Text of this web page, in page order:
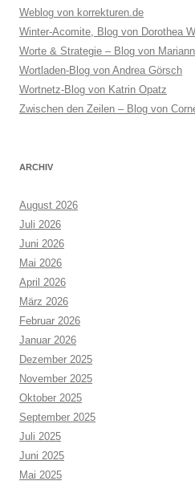
Weblog von korrekturen.de
Winter-Acomite, Blog von Dorothea
Worte & Strategie – Blog von
Wortladen-Blog von Andrea Görsch
Wortnetz-Blog von Katrin Opatz
Zwischen den Zeilen – Blog von
ARCHIV
August 2026
Juli 2026
Juni 2026
Mai 2026
April 2026
März 2026
Februar 2026
Januar 2026
Dezember 2025
November 2025
Oktober 2025
September 2025
Juli 2025
Juni 2025
Mai 2025